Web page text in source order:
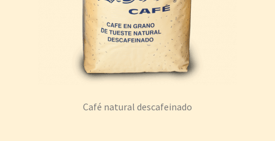
Café natural descafeinado